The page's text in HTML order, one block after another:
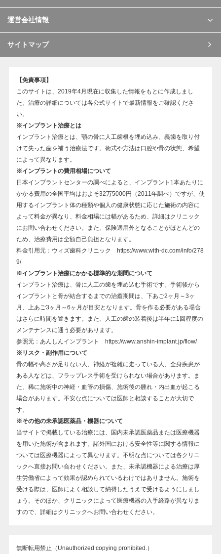
運営会社情報
サイトマップ
【免責事項】
このサイトは、2019年4月現在に収集した情報をもとに作成しまし
た。治療の詳細については各公式サイトで最新情報をご確認くださ
い。
※インプラント治療とは
インプラント治療とは、顎の骨に人工歯根を埋め込み、義歯を取り付
けて失った歯を補う治療法です。術式や方法は口腔や骨の状態、希望
によって異なります。
※インプラントの費用相場について
日本インプラントセンターの調べによると、インプラント1本あたりに
かかる費用の全国平均はおよそ32万5000円（2011年調べ）ですが、使
用するインプラント体の種類や個人の健康状態に応じた施術の内容に
よって料金が異なり、料金相場には幅があるため、詳細はクリニック
にお問い合わせください。また、保険適用外となることがほとんどの
ため、治療費用は全額自己負担となります。
料金引用元：ウィズ歯科クリニック
https://www.with-dc.com/info/278
9/
※インプラント治療にかかる標準的な期間について
インプラント治療は、骨に人工の歯を埋め込む手術です。手術後から
インプラントと骨が結合するまでの治癒期間は、下あご2ヶ月～3ヶ
月、上あご3ヶ月～6ヶ月が目安となります。骨を作る必要がある場合
はさらに時間を置きます。また、人工の歯の装着後は半年に1回程度の
メンテナンスに通う必要があります。
参照元：あんしんインプラント
https://www.anshin-implant.jp/flow/
※リスク・副作用について
骨の幅や高さが足りない人、神経が複雑に走っている人、全身疾患が
ある人などは、フラップレス手術を受けられない場合があります。ま
た、稀に施術中の神経・血管の損傷、施術後の腫れ・内出血が起こる
場合があります。不安な点については医師と相談することが大切で
す。
※その他の未承認医薬品・機器について
当サイトで掲載している治療には、国内未承認医薬品または医療機器
を用いた施術が含まれます。諸外国における安全性等に関する情報に
ついては医療機器によって異なります。不明な点については各クリニ
ックへ直接お問い合わせください。また、未承認機器による治療は厚
生労働省によって効果が認められているわけではありません。施術を
受ける際は、医師によく相談して納得したうえで受けるようにしまし
ょう。そのほか、クリニックによって医療機器の入手経路が異なりま
すので、詳細はクリニックへお問い合わせください。
無断転用禁止（Unauthorized copying prohibited.）